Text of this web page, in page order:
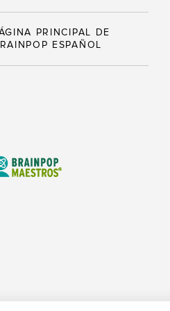
PRINCIPAL DE
ESPAÑOL